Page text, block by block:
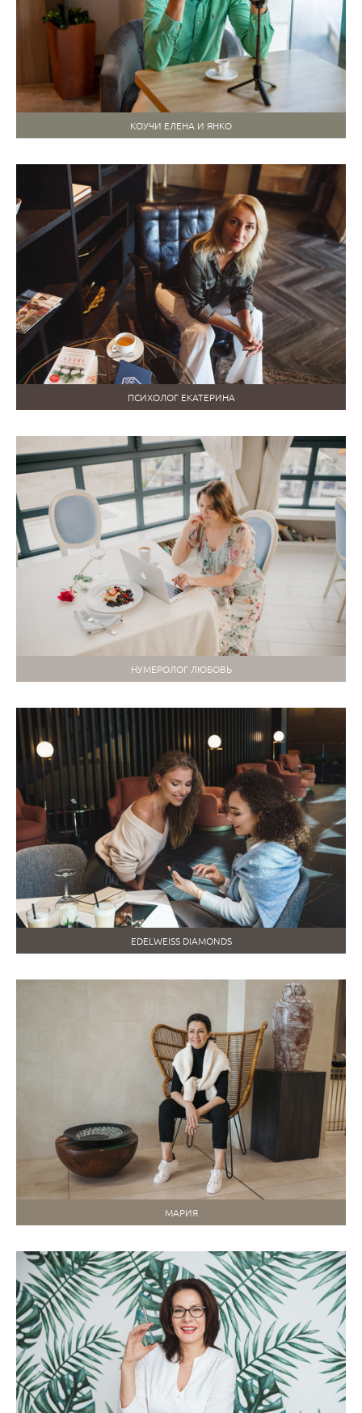
КОУЧИ ЕЛЕНА И ЯНКО
ПСИХОЛОГ ЕКАТЕРИНА
НУМЕРОЛОГ ЛЮБОВЬ
EDELWEISS DIAMONDS
МАРИЯ